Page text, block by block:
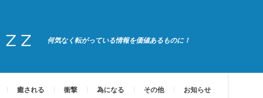
何気なく転がっている情報を価値あるものに！
癒される 衝撃 為になる その他 お知らせ